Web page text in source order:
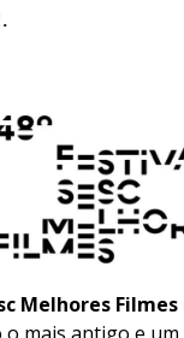
Melhores Filmes